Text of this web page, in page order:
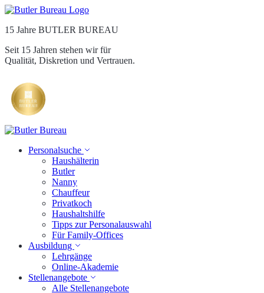
15 Jahre BUTLER BUREAU
Seit 15 Jahren stehen wir für
Qualität, Diskretion und Vertrauen.
Personalsuche
Haushälterin
Butler
Nanny
Chauffeur
Privatkoch
Haushaltshilfe
Tipps zur Personalauswahl
Für Family-Offices
Ausbildung
Lehrgänge
Online-Akademie
Stellenangebote
Alle Stellenangebote